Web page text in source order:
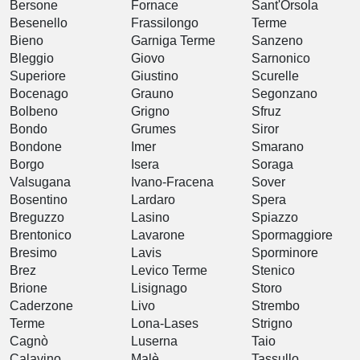
Bersone
Besenello
Bieno
Bleggio
Superiore
Bocenago
Bolbeno
Bondo
Bondone
Borgo
Valsugana
Bosentino
Breguzzo
Brentonico
Bresimo
Brez
Brione
Caderzone
Terme
Cagnò
Fornace
Frassilongo
Garniga Terme
Giovo
Giustino
Grauno
Grigno
Grumes
Imer
Isera
Ivano-Fracena
Lardaro
Lasino
Lavarone
Lavis
Levico Terme
Lisignago
Livo
Lona-Lases
Luserna
Sant'Orsola
Terme
Sanzeno
Sarnonico
Scurelle
Segonzano
Sfruz
Siror
Smarano
Soraga
Sover
Spera
Spiazzo
Spormaggiore
Sporminore
Stenico
Storo
Strembo
Strigno
Taio